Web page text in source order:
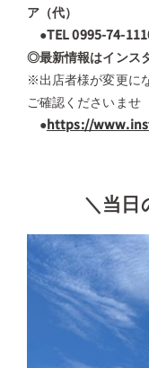
ア（代）
●TEL 0995-74-
◎最新情報はインス
※出店者様が変更に
ご確認くださいませ
●https://
＼当日